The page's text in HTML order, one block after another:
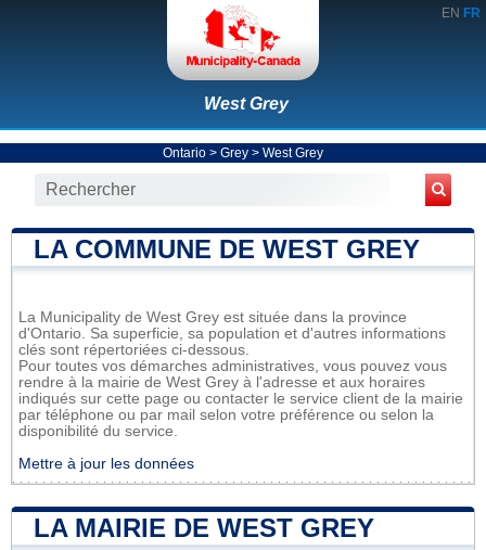
EN FR
West Grey
Ontario > Grey > West Grey
LA COMMUNE DE WEST GREY
La Municipality de West Grey est située dans la province
d'Ontario. Sa superficie, sa population et d'autres informations
clés sont répertoriées ci-dessous.
Pour toutes vos démarches administratives, vous pouvez vous
rendre à la mairie de West Grey à l'adresse et aux horaires
indiqués sur cette page ou contacter le service client de la mairie
par téléphone ou par mail selon votre préférence ou selon la
disponibilité du service.
Mettre à jour les données
LA MAIRIE DE WEST GREY